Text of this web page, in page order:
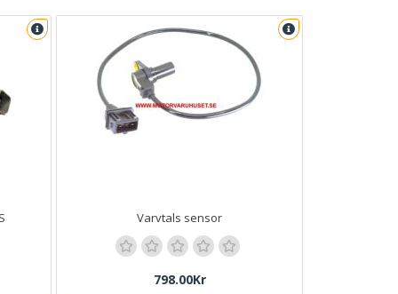
Varvtals sensor
798.00Kr